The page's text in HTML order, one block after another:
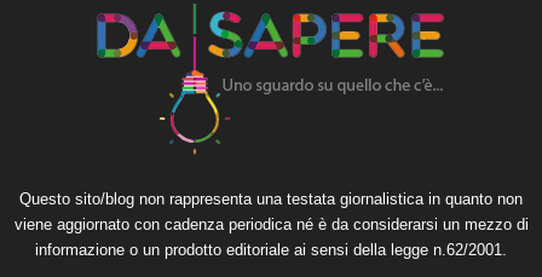
Questo sito/blog non rappresenta una testata giornalistica in quanto non
viene aggiornato con cadenza periodica né è da considerarsi un mezzo di
informazione o un prodotto editoriale ai sensi della legge n.62/2001.